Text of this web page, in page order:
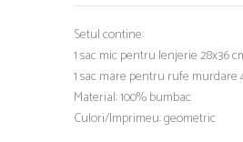
Setul contine:
1 sac mic pentru lenjerie 28x36
1 sac mare pentru rufe murdare
Material: 100% bumbac
Culori/Imprimeu: geometric